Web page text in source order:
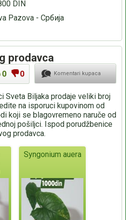
DIN
Pazova - Србија
prodavca
0 0 Komentari kupaca
Sveta Biljaka prodaje veliki broj
na isporuci kupovinom od
koji se blagovremeno naruče od
pošiljci. Ispod porudžbenice
prodavca.
Syngonium auera